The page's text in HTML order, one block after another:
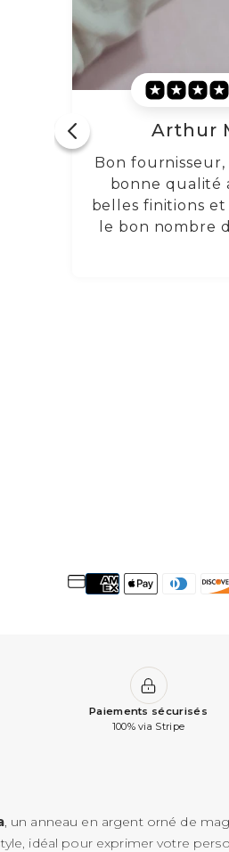
Lorraine
Excellentes
d'oreilles en
haute
confortables
Paiements sécurisés
100% via Stripe
, un anneau en argent orné de
idéal pour exprimer votre